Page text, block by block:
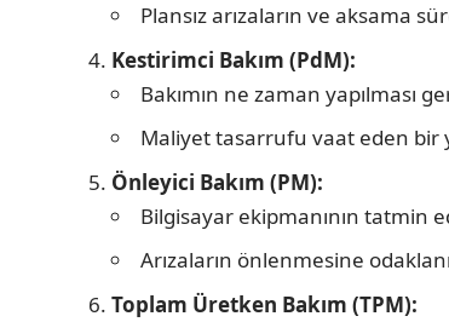
Plansız arızaların ve aksama
Kestirimci Bakım (PdM):
Bakımın ne zaman yapılması
Maliyet tasarrufu vaat eden bir
Önleyici Bakım (PM):
Bilgisayar ekipmanının tatmin
Arızaların önlenmesine
Toplam Üretken Bakım (TPM):